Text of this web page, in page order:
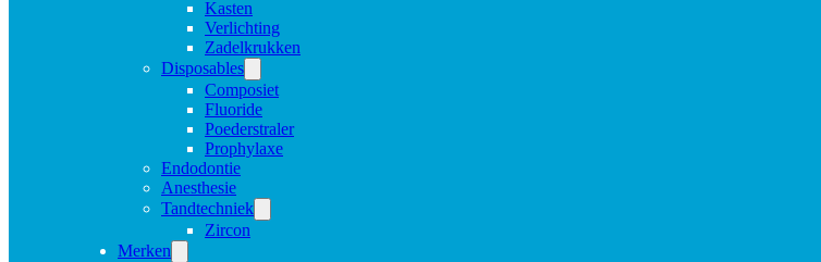
Kasten
Verlichting
Zadelkrukken
Disposables
Composiet
Fluoride
Poederstraler
Prophylaxe
Endodontie
Anesthesie
Tandtechniek
Zircon
Merken